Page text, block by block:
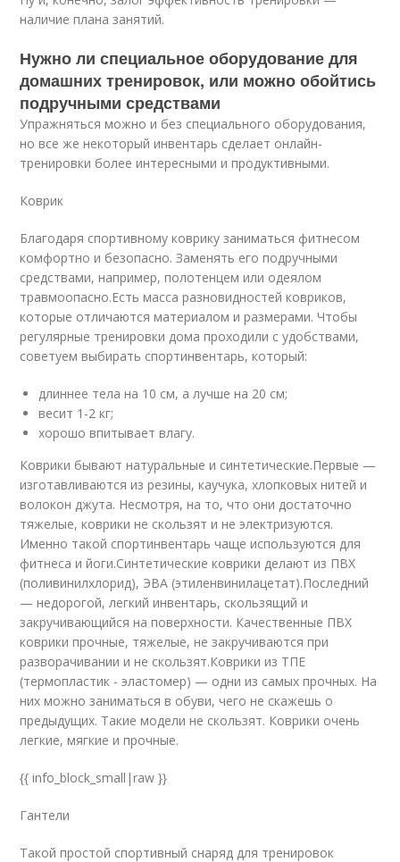
наличие плана занятий.
Нужно ли специальное оборудование для
домашних тренировок, или можно обойтись
подручными средствами
Упражняться можно и без специального оборудования,
но все же некоторый инвентарь сделает онлайн-
тренировки более интересными и продуктивными.
Коврик
Благодаря спортивному коврику заниматься фитнесом
комфортно и безопасно. Заменять его подручными
средствами, например, полотенцем или одеялом
травмоопасно.Есть масса разновидностей ковриков,
которые отличаются материалом и размерами. Чтобы
регулярные тренировки дома проходили с удобствами,
советуем выбирать спортинвентарь, который:
длиннее тела на 10 см, а лучше на 20 см;
весит 1-2 кг;
хорошо впитывает влагу.
Коврики бывают натуральные и синтетические.Первые —
изготавливаются из резины, каучука, хлопковых нитей и
волокон джута. Несмотря, на то, что они достаточно
тяжелые, коврики не скользят и не электризуются.
Именно такой спортинвентарь чаще используются для
фитнеса и йоги.Синтетические коврики делают из ПВХ
(поливинилхлорид), ЭВА (этиленвинилацетат).Последний
— недорогой, легкий инвентарь, скользящий и
закручивающийся на поверхности. Качественные ПВХ
коврики прочные, тяжелые, не закручиваются при
разворачивании и не скользят.Коврики из ТПЕ
(термопластик - эластомер) — одни из самых прочных. На
них можно заниматься в обуви, чего не скажешь о
предыдущих. Такие модели не скользят. Коврики очень
легкие, мягкие и прочные.
{{ info_block_small|raw }}
Гантели
Такой простой спортивный снаряд для тренировок